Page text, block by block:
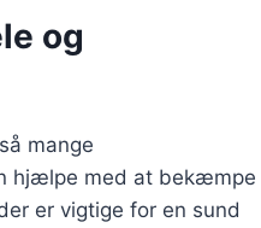
og
mange
hjælpe med at bekæmpe
er vigtige for en sund